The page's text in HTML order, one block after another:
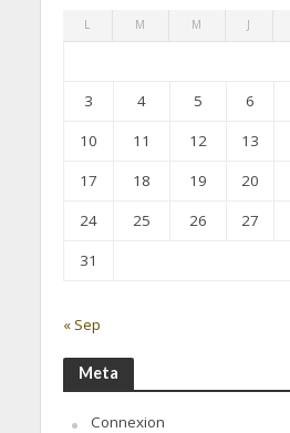
L M M J
3
4 5 6
10
11 12 13
17
18 19 20
24
25 26 27
31
« Sep
Meta
Connexion